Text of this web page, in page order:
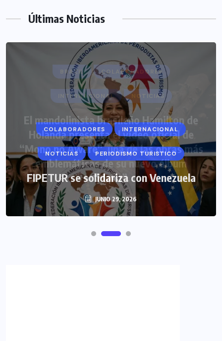
Últimas Noticias
COLABORADORES INTERNACIONAL
NOTICIAS PERIODISMO TURISTICO
FIPETUR se solidariza con Venezuela
JUNIO 29, 2026